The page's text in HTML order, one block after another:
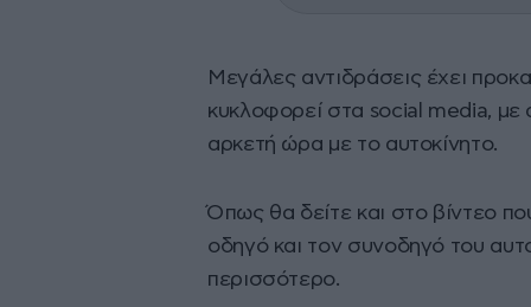
Μεγάλες αντιδράσεις έχει
κυκλοφορεί στα social media,
αρκετή ώρα με το αυτοκίνητο.
Όπως θα δείτε και στο βίντεο
οδηγό και τον συνοδηγό του
περισσότερο.